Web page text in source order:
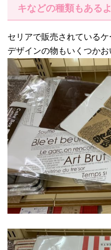
キなどの種類もあるよ
セリアで販売されている
デザインの物もいくつかお